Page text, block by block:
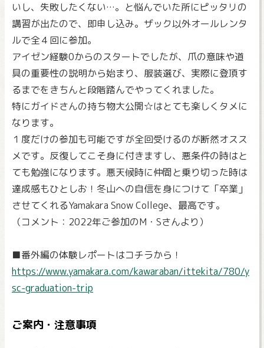
いし、失敗したくない…。と悩んでいた所にピッタリの
講習が出たので、即申し込み。ザック以外オールレンタ
ルで全４回に参加。
アイゼン経験0からのスタートでしたが、爪の意味や道
具の重要性の説明から始まり、服装選び、実際に登頂す
るまでをきちんと段階踏んでやってくれました。
特にガイドさんの持ち物大公開☆はとても楽しくタメに
なります。
１度だけの参加も可能ですが全回受けるのが断然オスス
メです。反復してこそ身に付きますし、悪条件の時はと
ても勉強になります。悪天候時に仲間と乗り切った時は
達成感もひとしお！冬山への自信を身につけて「卒業」
させてくれるYamakara Snow College、最高です。
（コメント：2022年ご参加のM・Sさんより）
■番外編の体験レポートはコチラから！
https://www.yamakara.com/kawaraban/ittekita/780/y
sc-graduation-trip
ご案内・注意事項